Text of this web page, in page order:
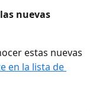
nuevas
estas nuevas
en la lista de